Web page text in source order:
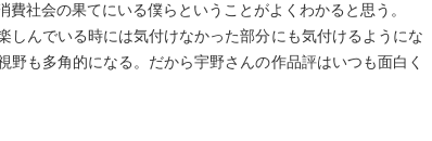
費社会の果てにいる僕らということがよくわかると思う。
しんでいる時には気付けなかった部分にも気付けるようにな
野も多角的になる。だから宇野さんの作品評はいつも面白く